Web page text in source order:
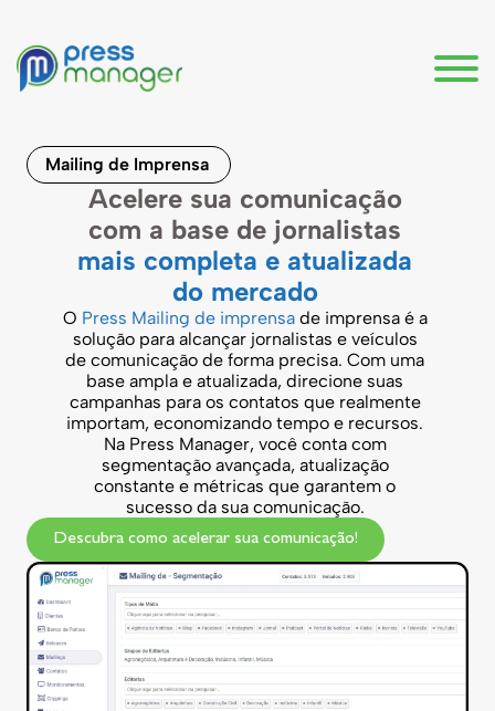
Mailing de Imprensa
Acelere sua comunicação
com a base de jornalistas
mais completa e atualizada
do mercado
O Press Mailing de imprensade imprensa é a
solução para alcançar jornalistas e veículos
de comunicação de forma precisa. Com uma
base ampla e atualizada, direcione suas
campanhas para os contatos que realmente
importam, economizando tempo e recursos.
Na Press Manager, você conta com
segmentação avançada, atualização
constante e métricas que garantem o
sucesso da sua comunicação.
Descubra como acelerar sua comunicação!